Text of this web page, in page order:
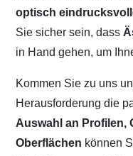
optisch
Sie sicher sein, dass
in Hand gehen, um
Kommen Sie zu uns
Herausforderung die
Auswahl an Profilen,
Oberflächen können